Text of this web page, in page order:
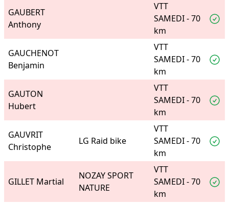
GAUBERT
Anthony
VTT
SAMEDI - 70
km
GAUCHENOT
Benjamin
VTT
SAMEDI - 70
km
GAUTON
Hubert
VTT
SAMEDI - 70
km
GAUVRIT
Christophe
LG Raid bike
VTT
SAMEDI - 70
km
GILLET Martial
NOZAY SPORT
NATURE
VTT
SAMEDI - 70
km